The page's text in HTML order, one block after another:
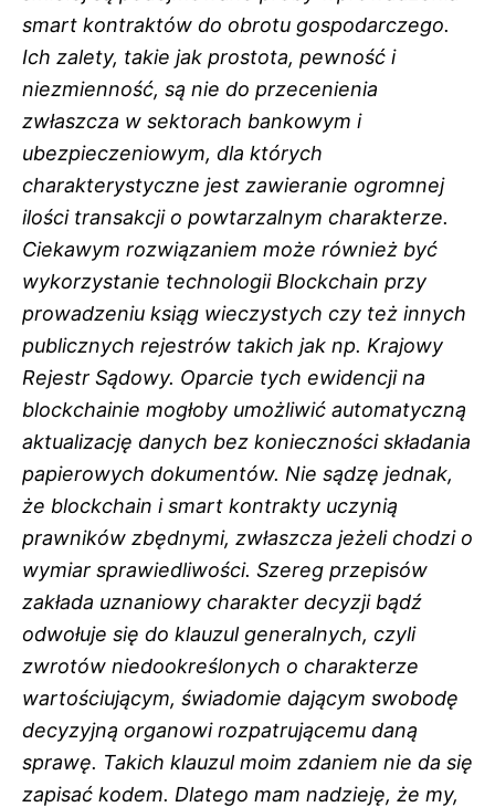
smart kontraktów do obrotu gospodarczego.
Ich zalety, takie jak prostota, pewność i
niezmienność, są nie do przecenienia
zwłaszcza w sektorach bankowym i
ubezpieczeniowym, dla których
charakterystyczne jest zawieranie ogromnej
ilości transakcji o powtarzalnym charakterze.
Ciekawym rozwiązaniem może również być
wykorzystanie technologii Blockchain przy
prowadzeniu ksiąg wieczystych czy też innych
publicznych rejestrów takich jak np. Krajowy
Rejestr Sądowy. Oparcie tych ewidencji na
blockchainie mogłoby umożliwić automatyczną
aktualizację danych bez konieczności składania
papierowych dokumentów. Nie sądzę jednak,
że blockchain i smart kontrakty uczynią
prawników zbędnymi, zwłaszcza jeżeli chodzi o
wymiar sprawiedliwości. Szereg przepisów
zakłada uznaniowy charakter decyzji bądź
odwołuje się do klauzul generalnych, czyli
zwrotów niedookreślonych o charakterze
wartościującym, świadomie dającym swobodę
decyzyjną organowi rozpatrującemu daną
sprawę. Takich klauzul moim zdaniem nie da się
zapisać kodem. Dlatego mam nadzieję, że my,